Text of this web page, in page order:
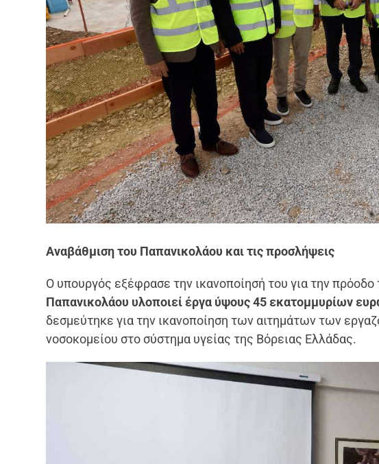
Αναβάθμιση του Παπανικολάου και τις προσλήψεις
Ο υπουργός εξέφρασε την ικανοποίησή του για την πρόοδο
Παπανικολάου υλοποιεί έργα ύψους 45 εκατομμυρίων
δεσμεύτηκε για την ικανοποίηση των αιτημάτων των
νοσοκομείου στο σύστημα υγείας της Βόρειας Ελλάδας.